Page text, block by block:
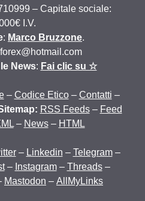
– Capitale sociale:
I.V.
: Marco Bruzzone.
News: Fai clic su ☆
– Codice Etico– Contatti –
RSS Feeds– Feed
– News– HTML
– Linkedin – Telegram–
– Instagram– Threads–
Mastodon – AllMyLinks